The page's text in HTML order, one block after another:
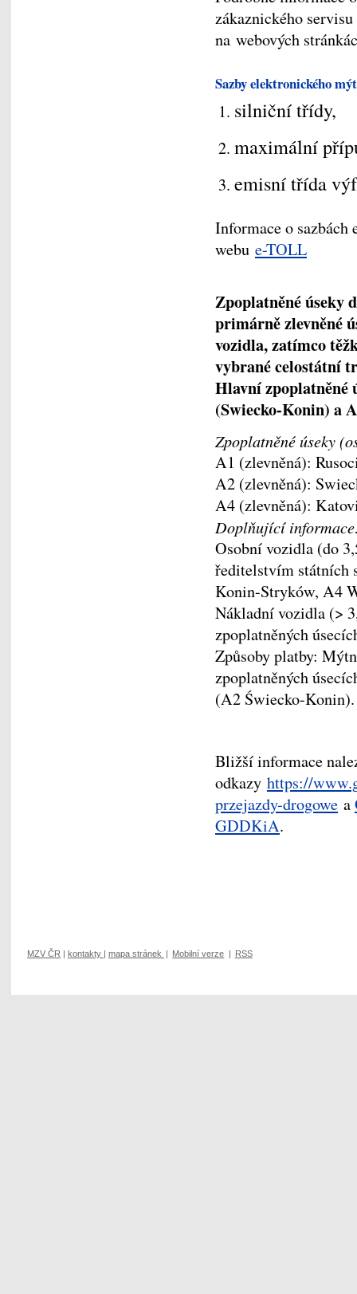
zákaznického
na webových
Sazby elektronického
silniční třídy,
maximální
emisní třída
Informace o
webu e-TOLL
Zpoplatněné úseky
primárně zlevněné
vozidla, zatímco
vybrané celostátní
Hlavní zpoplatněné
(Swiecko-Konin) a
Zpoplatněné úseky
A1 (zlevněná):
A2 (zlevněná):
A4 (zlevněná):
Doplňující
Osobní vozidla (do
ředitelstvím
Konin-Stryków, A4
Nákladní vozidla (>
zpoplatněných
Způsoby platby:
zpoplatněných
(A2 Świecko-Konin).
Bližší informace
odkazy https://
przejazdy-drogowe a
GDDKiA.
MZV ČR | kontakty | mapa stránek | Mobilní verze | RSS